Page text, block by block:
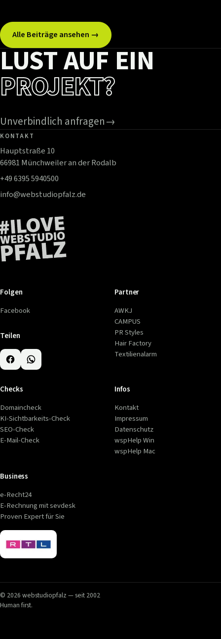
Alle Beiträge ansehen →
LUST AUF EIN
PROJEKT?
Unverbindlich anfragen→
KONTAKT
Hauptstraße 10
66981 Münchweiler an der Rodalb
+49 6395 5940500
info@webstudiopfalz.de
Folgen
Facebook
Teilen
Partner
AWKJ
CAMPUS
PR Styles
Hair Factory
Textilienalarm
Checks
Domaincheck
KI-Sichtbarkeits-Check
SEO-Check
E-Mail-Check
Infos
Kontakt
Impressum
Datenschutz
wspHelp Win
wspHelp Mac
Business
e-Recht24
E-Rechnung mit sevdesk
Proven Expert für Sie
© 2026 webstudiopfalz — seit 2002
Human first.